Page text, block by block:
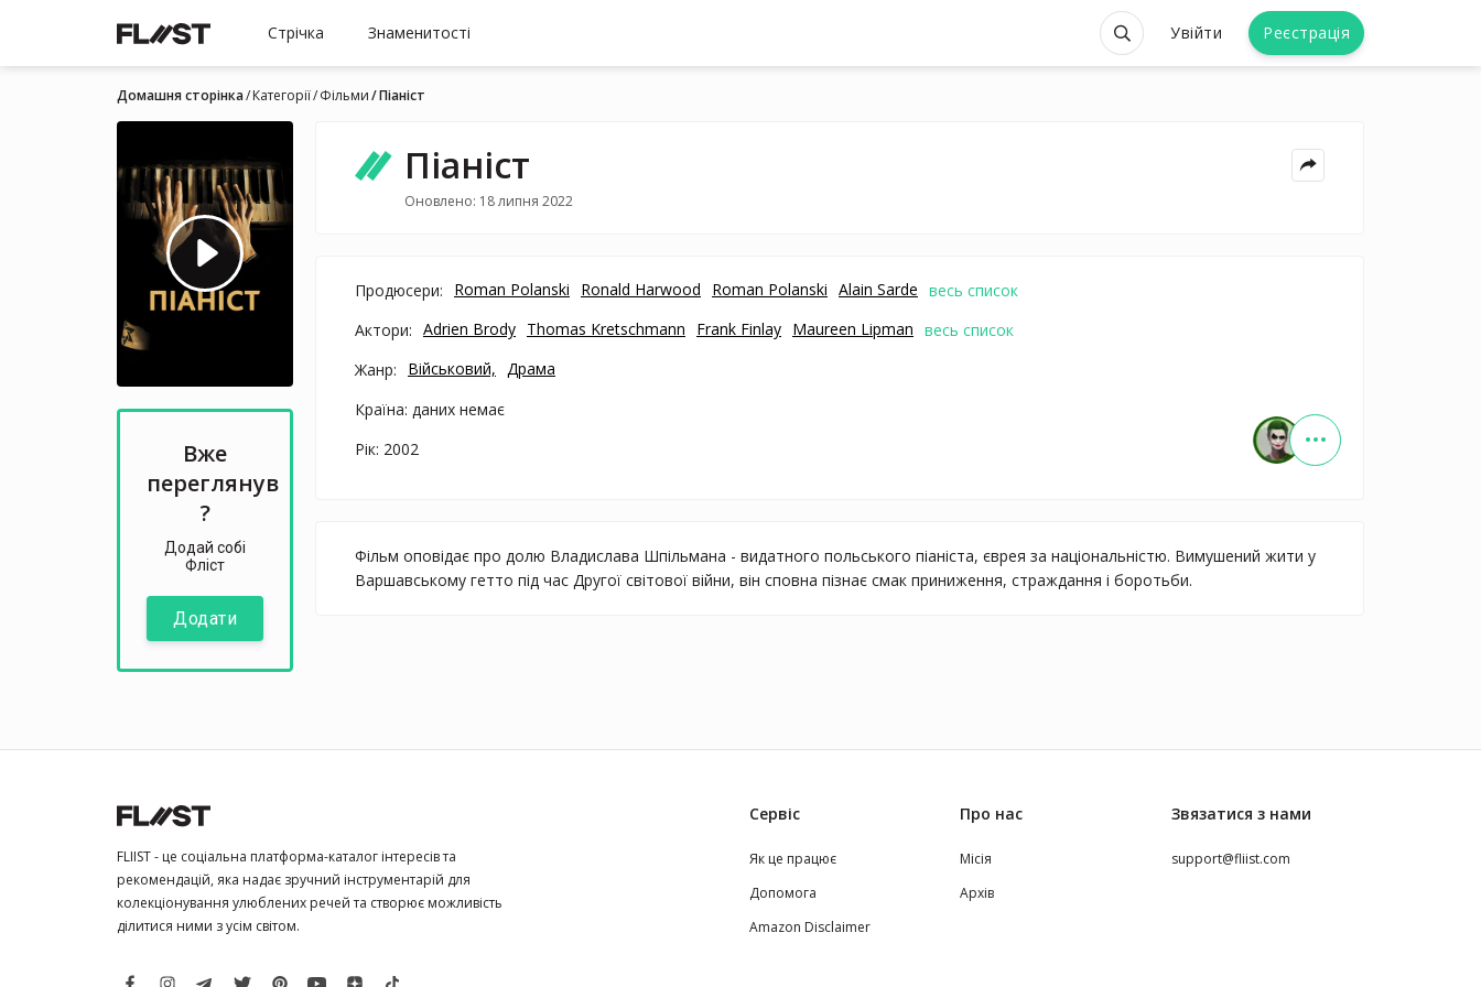
Стрічка Знаменитості Увійти Реєстрація
Домашня сторінка Категорії Фільми Піаніст
Вже
переглянув
?
Додай собі
Фліст
Додати
Піаніст
Оновлено: 18 липня 2022
Продюсери: Roman Polanski Ronald Harwood Roman Polanski Alain Sarde весь список
Актори: Adrien Brody Thomas Kretschmann Frank Finlay Maureen Lipman весь список
Жанр:
Військовий,
Драма
Країна: даних немає
Рік: 2002
Фільм оповідає про долю Владислава Шпільмана - видатного польського піаніста, єврея за національністю. Вимушений жити у
Варшавському гетто під час Другої світової війни, він сповна пізнає смак приниження, страждання і боротьби.
FLIIST - це соціальна платформа-каталог інтересів та
рекомендацій, яка надає зручний інструментарій для
колекціонування улюблених речей та створює можливість
ділитися ними з усім світом.
Сервіс
Як це працює
Допомога
Amazon Disclaimer
Про нас
Місія
Архів
Звязатися з нами
support@fliist.com